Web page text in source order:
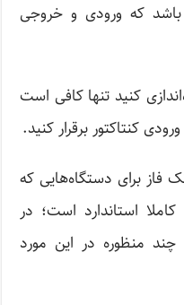
باشد که ورودی و خروجی
کنید تنها کافی است
کنتاکتور برقرار کنید.
فاز برای دستگاه‌‌هایی که
استاندارد است؛ در
چند منظوره در این مورد